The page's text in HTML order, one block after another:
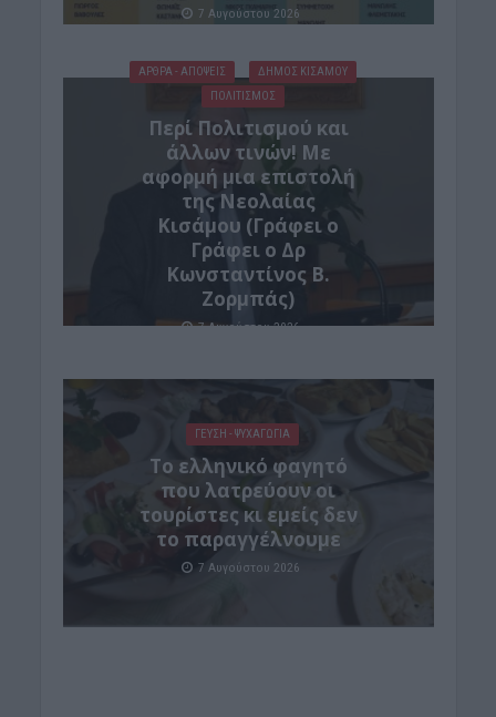
7 Αυγούστου 2026
ΑΡΘΡΑ - ΑΠΟΨΕΙΣ
ΔΉΜΟΣ ΚΙΣΆΜΟΥ
ΠΟΛΙΤΙΣΜΟΣ
Περί Πολιτισμού και
άλλων τινών! Mε
αφορμή μια επιστολή
της Νεολαίας
Κισάμου (Γράφει ο
Γράφει ο Δρ
Κωνσταντίνος Β.
Ζορμπάς)
7 Αυγούστου 2026
ΓΕΎΣΗ - ΨΥΧΑΓΩΓΊΑ
Το ελληνικό φαγητό
που λατρεύουν οι
τουρίστες κι εμείς δεν
το παραγγέλνουμε
7 Αυγούστου 2026